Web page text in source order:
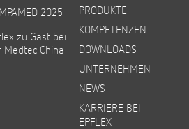
2025
zu Gast bei
Medtec China
PRODUKTE
KOMPETENZEN
DOWNLOADS
UNTERNEHMEN
NEWS
KARRIERE BEI
EPFLEX